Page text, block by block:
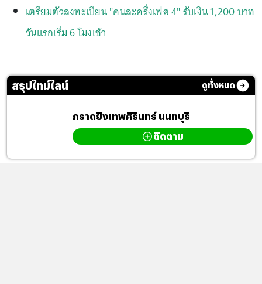
เตรียมตัวลงทะเบียน "คนละครึ่งเฟส 4" รับเงิน 1,200 บาท
วันแรกเริ่ม 6 โมงเช้า
สรุปไทม์ไลน์ ดูทั้งหมด
กราดยิงเทพศิรินทร์ นนทบุรี
ติดตาม